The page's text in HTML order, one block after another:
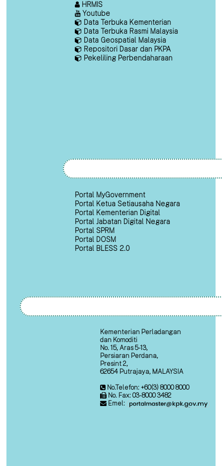
HRMIS
Youtube
Data Terbuka Kementerian
Data Terbuka Rasmi Malaysia
Data Geospatial Malaysia
Repositori Dasar dan PKPA
Pekeliling Perbendaharaan
Portal MyGovernment
Portal Ketua Setiausaha Negara
Portal Kementerian Digital
Portal Jabatan Digital Negara
Portal SPRM
Portal DOSM
Portal BLESS 2.0
Kementerian Perladangan
dan Komoditi
No. 15, Aras 5-13,
Persiaran Perdana,
Presint 2,
62654 Putrajaya, MALAYSIA
No.Telefon: +60(3) 8000 8000
No. Fax: 03-8000 3482
Emel: